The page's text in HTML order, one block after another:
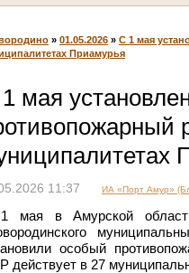
» 01.05.2026 » С 1 мая
Приамурья
мая
11:37 ИА «Порт Амур»
мая в Амурской области
особый
действует в 27